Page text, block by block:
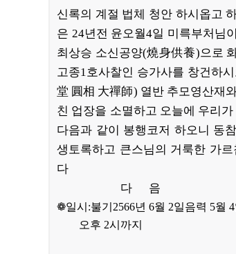
신록의 계절 법체 청안 하시옵고
은 24년전 윤오월4일 미륵부처님
최상승 소신공양(燒身供養)으로
고종1호사찰인 승가사를 창건하
堂 圓相 大禪師) 열반 추모영산재
친 업장을 소멸하고 오늘에 우리
다음과 같이 봉행코저 하오니 동
생토록하고 큰스님의 거룩한 가
다
다 음
❁일시:불기2566년 6월 2일음력 5월
오후 2시까지